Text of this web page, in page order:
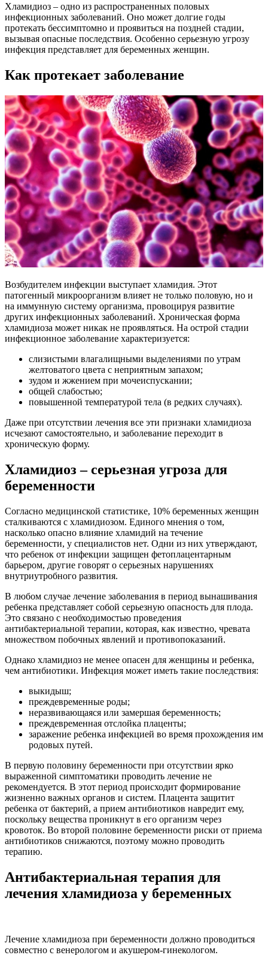
Хламидиоз – одно из распространенных половых
инфекционных заболеваний. Оно может долгие годы
протекать бессимптомно и проявиться на поздней стадии,
вызывая опасные последствия. Особенно серьезную угрозу
инфекция представляет для беременных женщин.
Как протекает заболевание
Возбудителем инфекции выступает хламидия. Этот
патогенный микроорганизм влияет не только половую, но и
на иммунную систему организма, провоцируя развитие
других инфекционных заболеваний. Хроническая форма
хламидиоза может никак не проявляться. На острой стадии
инфекционное заболевание характеризуется:
слизистыми влагалищными выделениями по утрам
желтоватого цвета с неприятным запахом;
зудом и жжением при мочеиспускании;
общей слабостью;
повышенной температурой тела (в редких случаях).
Даже при отсутствии лечения все эти признаки хламидиоза
исчезают самостоятельно, и заболевание переходит в
хроническую форму.
Хламидиоз – серьезная угроза для
беременности
Согласно медицинской статистике, 10% беременных женщин
сталкиваются с хламидиозом. Единого мнения о том,
насколько опасно влияние хламидий на течение
беременности, у специалистов нет. Одни из них утверждают,
что ребенок от инфекции защищен фетоплацентарным
барьером, другие говорят о серьезных нарушениях
внутриутробного развития.
В любом случае лечение заболевания в период вынашивания
ребенка представляет собой серьезную опасность для плода.
Это связано с необходимостью проведения
антибактериальной терапии, которая, как известно, чревата
множеством побочных явлений и противопоказаний.
Однако хламидиоз не менее опасен для женщины и ребенка,
чем антибиотики. Инфекция может иметь такие последствия:
выкидыш;
преждевременные роды;
неразвивающаяся или замершая беременность;
преждевременная отслойка плаценты;
заражение ребенка инфекцией во время прохождения им
родовых путей.
В первую половину беременности при отсутствии ярко
выраженной симптоматики проводить лечение не
рекомендуется. В этот период происходит формирование
жизненно важных органов и систем. Плацента защитит
ребенка от бактерий, а прием антибиотиков навредит ему,
поскольку вещества проникнут в его организм через
кровоток. Во второй половине беременности риски от приема
антибиотиков снижаются, поэтому можно проводить
терапию.
Антибактериальная терапия для
лечения хламидиоза у беременных
Лечение хламидиоза при беременности должно проводиться
совместно с венерологом и акушером-гинекологом.